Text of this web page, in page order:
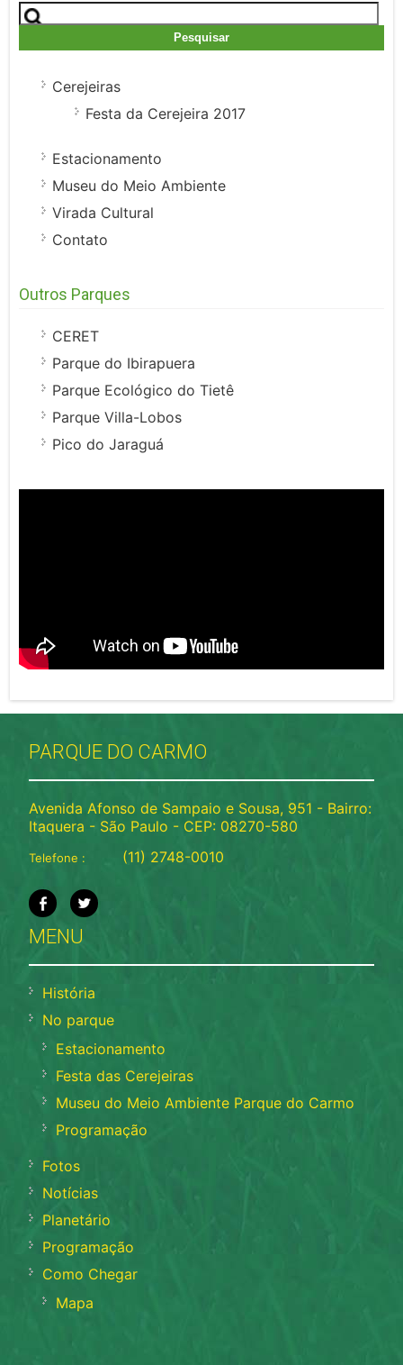
Pesquisar
por:
Cerejeiras
Festa da Cerejeira 2017
Estacionamento
Museu do Meio Ambiente
Virada Cultural
Contato
Outros Parques
CERET
Parque do Ibirapuera
Parque Ecológico do Tietê
Parque Villa-Lobos
Pico do Jaraguá
PARQUE DO CARMO
Avenida Afonso de Sampaio e Sousa, 951 - Bairro:
Itaquera - São Paulo - CEP: 08270-580
Telefone : (11) 2748-0010
MENU
História
No parque
Estacionamento
Festa das Cerejeiras
Museu do Meio Ambiente Parque do Carmo
Programação
Fotos
Notícias
Planetário
Programação
Como Chegar
Mapa